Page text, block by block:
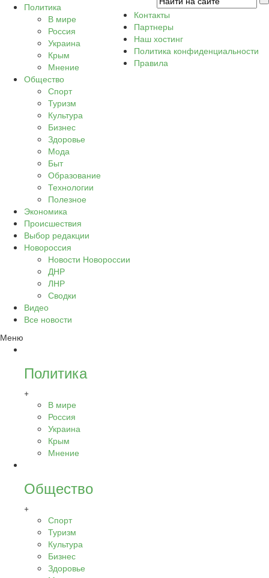
Политика
В мире
Россия
Украина
Крым
Мнение
Общество
Спорт
Туризм
Культура
Бизнес
Здоровье
Мода
Быт
Образование
Технологии
Полезное
Экономика
Происшествия
Выбор редакции
Новороссия
Новости Новороссии
ДНР
ЛНР
Сводки
Видео
Все новости
Меню
Политика
+
В мире
Россия
Украина
Крым
Мнение
Общество
+
Спорт
Туризм
Культура
Бизнес
Здоровье
Контакты
Партнеры
Наш хостинг
Политика конфиденциальности
Правила